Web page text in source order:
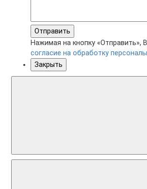
Отправить
Нажимая на кнопку «Отправить»,
согласие на обработку
Закрыть